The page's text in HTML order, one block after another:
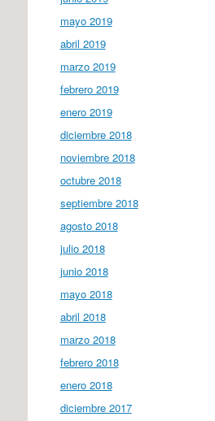
mayo 2019
abril 2019
marzo 2019
febrero 2019
enero 2019
diciembre 2018
noviembre 2018
octubre 2018
septiembre 2018
agosto 2018
julio 2018
junio 2018
mayo 2018
abril 2018
marzo 2018
febrero 2018
enero 2018
diciembre 2017